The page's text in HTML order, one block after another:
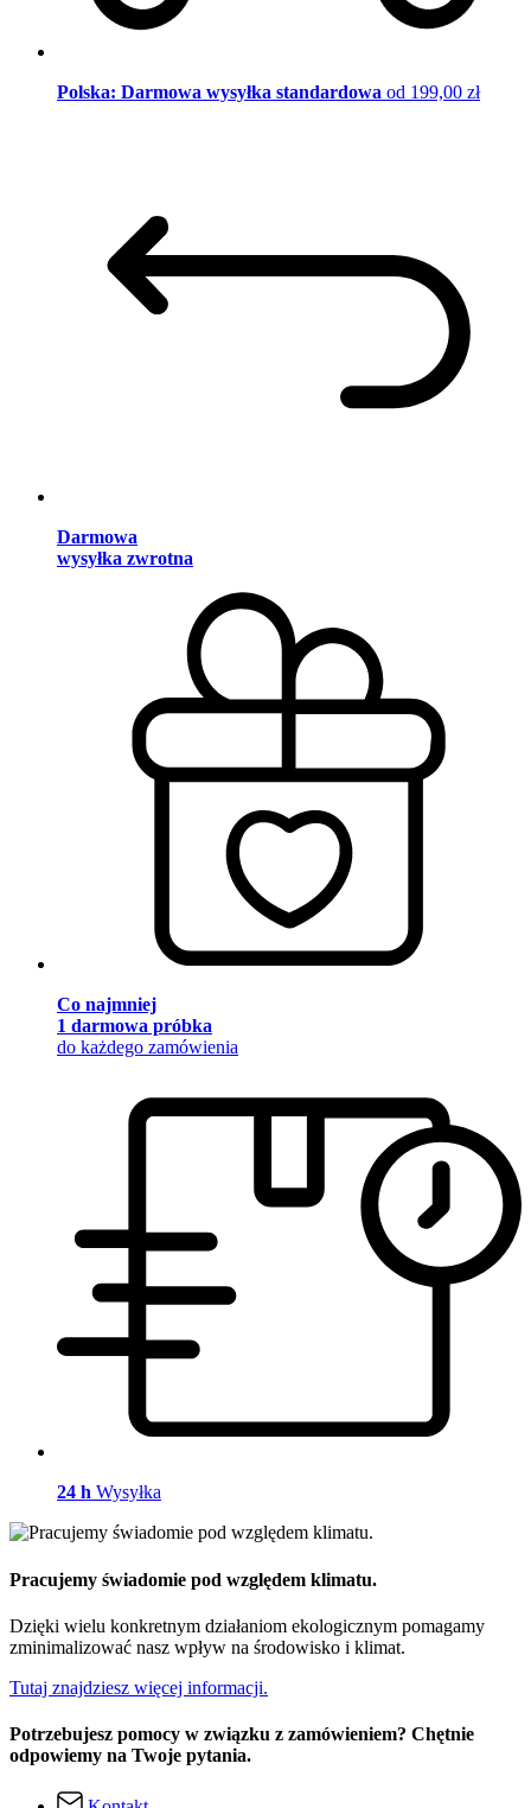
Polska: Darmowa wysyłka standardowa od 199,00 zł
Darmowa
wysyłka zwrotna
Co najmniej
1 darmowa próbka
do każdego zamówienia
24 h Wysyłka
Pracujemy świadomie pod względem klimatu.
Dzięki wielu konkretnym działaniom ekologicznym pomagamy
zminimalizować nasz wpływ na środowisko i klimat.
Tutaj znajdziesz więcej informacji.
Potrzebujesz pomocy w związku z zamówieniem? Chętnie
odpowiemy na Twoje pytania.